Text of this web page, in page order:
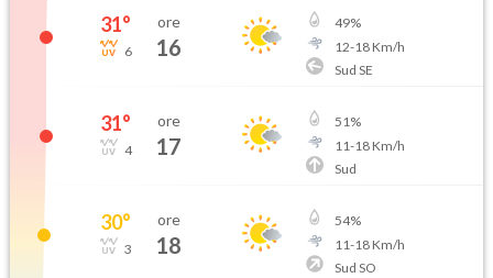
31°
6
ore
16
49%
12-18Km/h
Sud SE
31°
4
ore
17
51%
11-18Km/h
Sud
30°
3
ore
18
54%
11-18Km/h
Sud SO